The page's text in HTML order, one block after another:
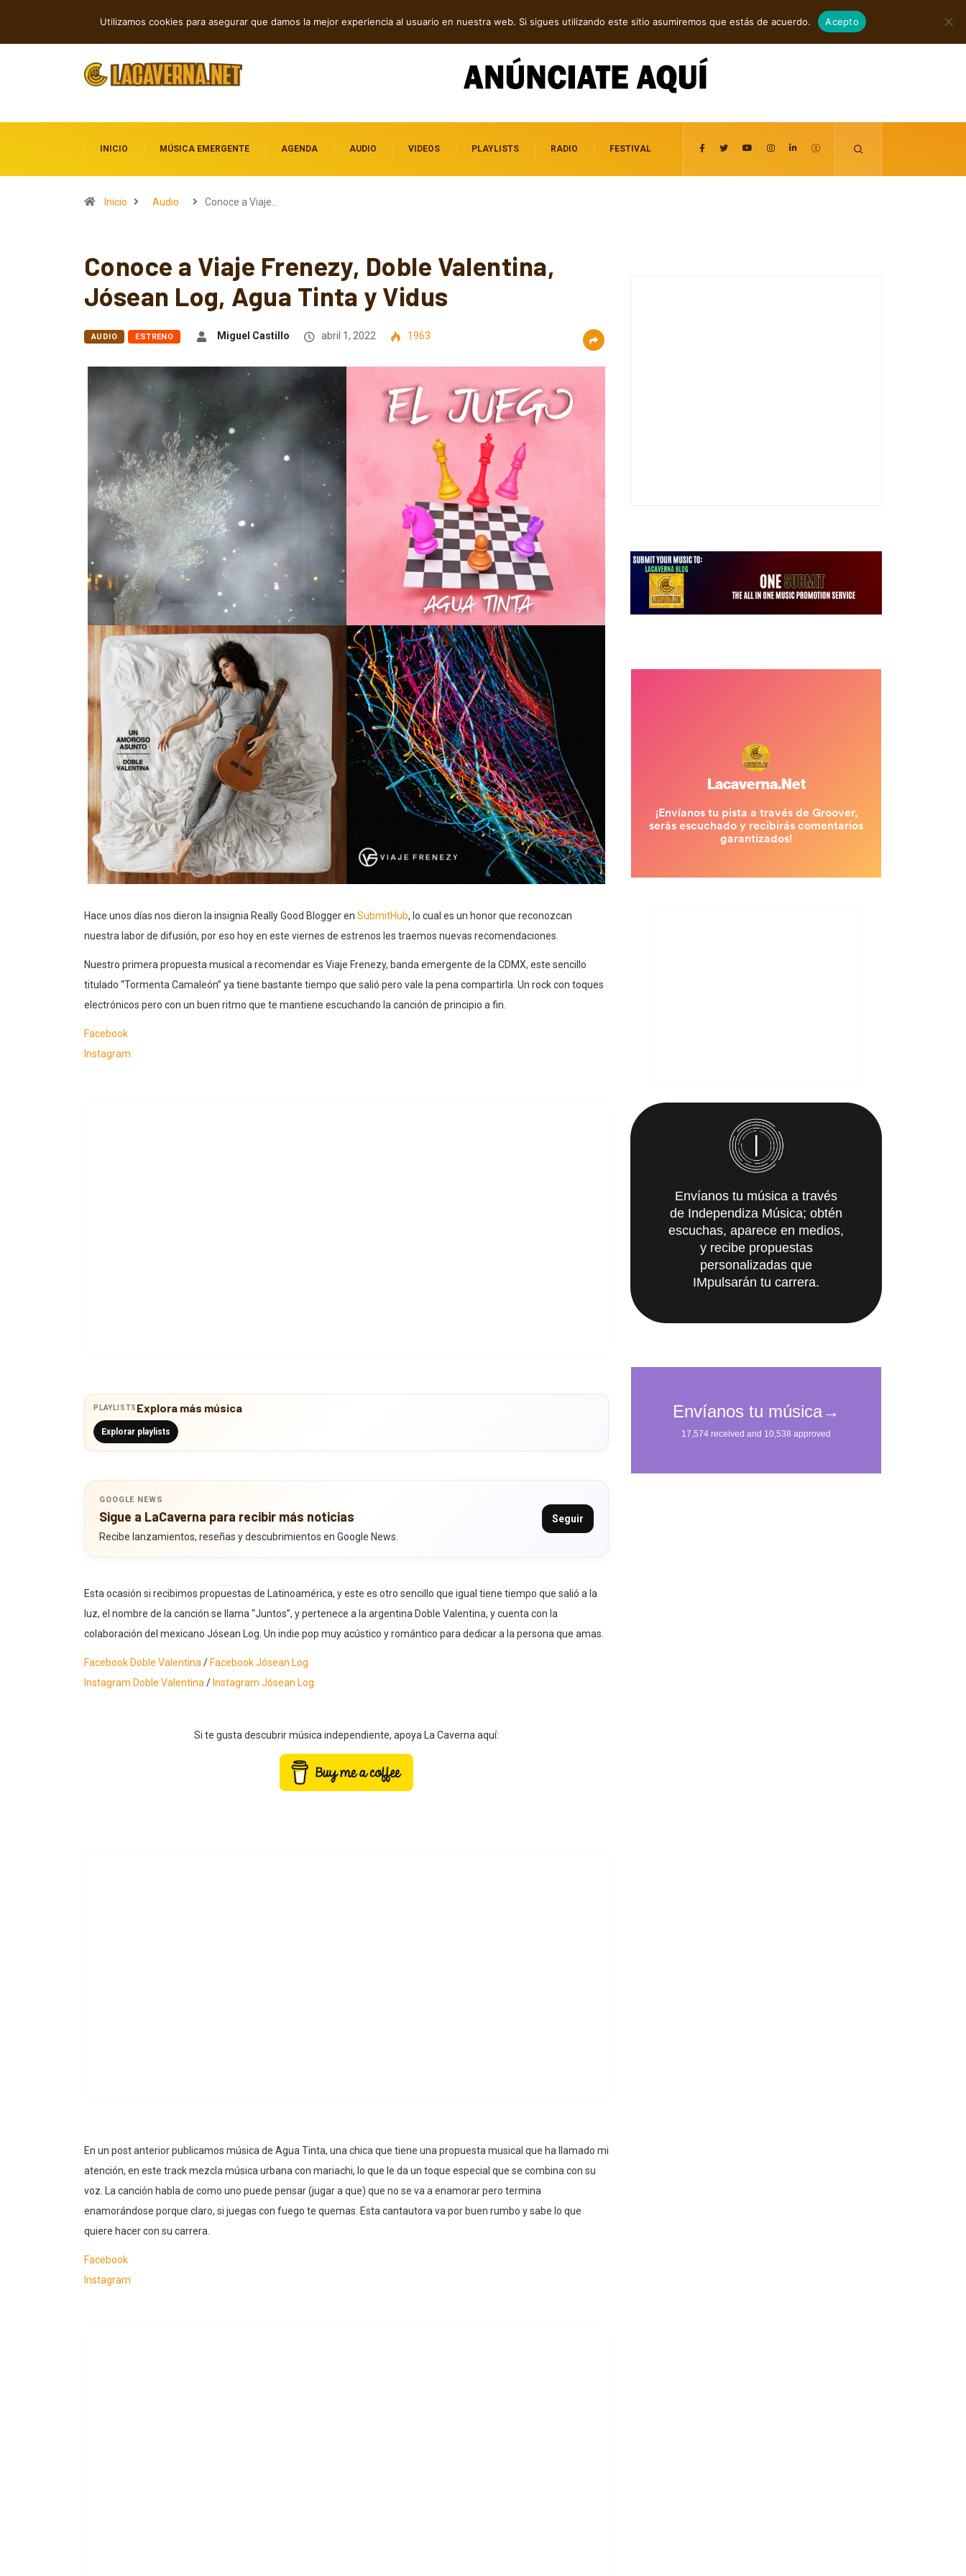
agosto 7, 2026
INICIO MÚSICA EMERGENTE AGENDA AUDIO VIDEOS PLAYLISTS RADIO FESTIVAL
Inicio Audio Conoce a Viaje…
Conoce a Viaje Frenezy, Doble Valentina,
Jósean Log, Agua Tinta y Vidus
AUDIO ESTRENO Miguel Castillo abril 1, 2022 1963
Hace unos días nos dieron la insignia Really Good Blogger en SubmitHub, lo cual es un honor que reconozcan
nuestra labor de difusión, por eso hoy en este viernes de estrenos les traemos nuevas recomendaciones.
Nuestro primera propuesta musical a recomendar es Viaje Frenezy, banda emergente de la CDMX, este sencillo
titulado “Tormenta Camaleón” ya tiene bastante tiempo que salió pero vale la pena compartirla. Un rock con toques
electrónicos pero con un buen ritmo que te mantiene escuchando la canción de principio a fin.
Facebook
Instagram
PLAYLISTS Explora más música
Explorar playlists
GOOGLE NEWS
Sigue a LaCaverna para recibir más noticias
Recibe lanzamientos, reseñas y descubrimientos en Google News.
Seguir
Esta ocasión si recibimos propuestas de Latinoamérica, y este es otro sencillo que igual tiene tiempo que salió a la
luz, el nombre de la canción se llama “Juntos”, y pertenece a la argentina Doble Valentina, y cuenta con la
colaboración del mexicano Jósean Log. Un indie pop muy acústico y romántico para dedicar a la persona que amas.
Facebook Doble Valentina / Facebook Jósean Log
Instagram Doble Valentina / Instagram Jósean Log
Si te gusta descubrir música independiente, apoya La Caverna aquí:
En un post anterior publicamos música de Agua Tinta, una chica que tiene una propuesta musical que ha llamado mi
atención, en este track mezcla música urbana con mariachi, lo que le da un toque especial que se combina con su
voz. La canción habla de como uno puede pensar (jugar a que) que no se va a enamorar pero termina
enamorándose porque claro, si juegas con fuego te quemas. Esta cantautora va por buen rumbo y sabe lo que
quiere hacer con su carrera.
Facebook
Instagram
Envíanos tu música a través
de Independiza Música; obtén
escuchas, aparece en medios,
y recibe propuestas
personalizadas que
IMpulsarán tu carrera.
Utilizamos cookies para asegurar que damos la mejor experiencia al usuario en nuestra web. Si sigues utilizando este sitio asumiremos que estás de acuerdo. Acepto